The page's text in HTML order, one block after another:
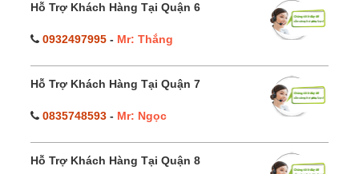
Hỗ Trợ Khách Hàng Tại Quận 6
0932497995 - Mr: Thắng
Hỗ Trợ Khách Hàng Tại Quận 7
0835748593 - Mr: Ngọc
Hỗ Trợ Khách Hàng Tại Quận 8